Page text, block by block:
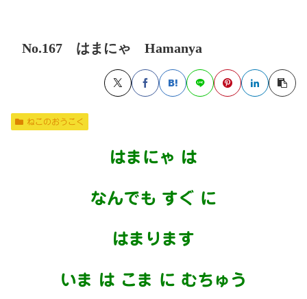
No.167 はまにゃ Hamanya
ねこのおうこく
はまにゃ は
なんでも すぐ に
はまります
いま は こま に むちゅう